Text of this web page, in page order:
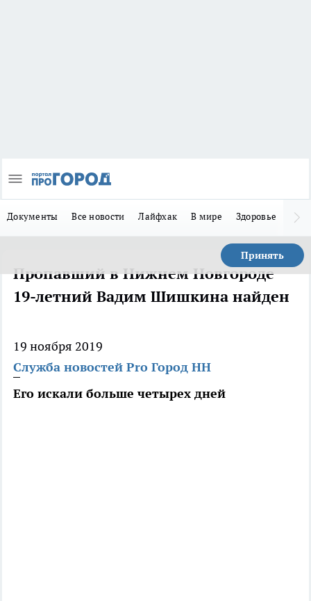
Документы Все новости Лайфхак В мире Здоровье
Принять
Пропавший в Нижнем Новгороде
19-летний Вадим Шишкина найден
19 ноября 2019
Служба новостей Pro Город НН
Его искали больше четырех дней